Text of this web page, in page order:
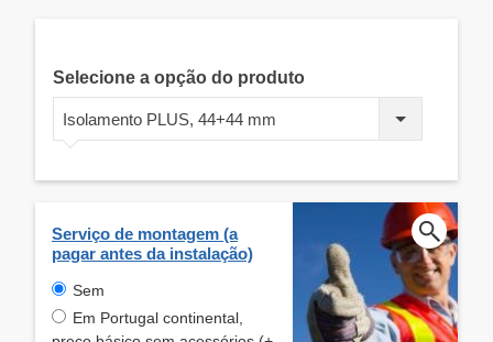
Selecione a opção do produto
Isolamento PLUS, 44+44 mm
Serviço de montagem (a
pagar antes da instalação)
Sem
Em Portugal continental,